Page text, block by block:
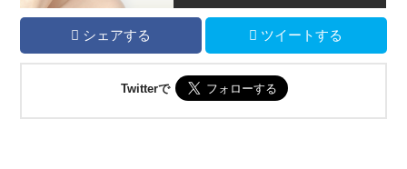
シェアする ツイートする
Twitterで